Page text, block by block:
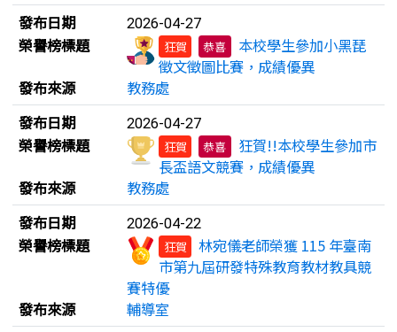
發布日期
2026-04-27
榮譽榜標題 狂賀 恭喜
本校學生參加小黑琵
徵文徵圖比賽，成績優異
發布來源
教務處
發布日期
2026-04-27
榮譽榜標題 狂賀 恭喜
狂賀!!本校學生參加市
長盃語文競賽，成績優異
發布來源
教務處
發布日期
2026-04-22
榮譽榜標題 狂賀
林宛儀老師榮獲 115 年臺南
市第九屆研發特殊教育教材教具競
賽特優
發布來源
輔導室